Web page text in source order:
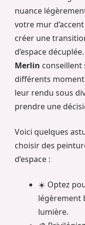
nuance
votre mur
créer une
d’espace
Merlin conseillent
différents
leur rendu sous
prendre une
Voici quelques
choisir des
d’espace :
☀️ Optez
légèrement
lumière.